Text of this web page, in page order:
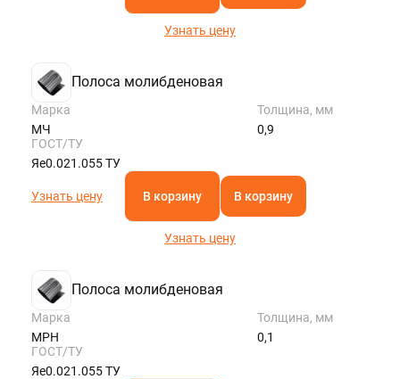
Узнать цену
Полоса молибденовая
Марка
МЧ
Толщина, мм
0,9
ГОСТ/ТУ
Яе0.021.055 ТУ
Узнать цену В корзину В корзину
Узнать цену
Полоса молибденовая
Марка
МРН
Толщина, мм
0,1
ГОСТ/ТУ
Яе0.021.055 ТУ